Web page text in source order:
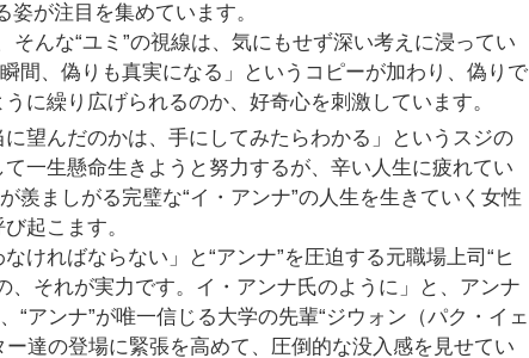
が注目を集めています。
そんな“ユミ”の視線は、気にもせず深い考えに浸ってい
間、偽りも真実になる」というコピーが加わり、偽りで
に繰り広げられるのか、好奇心を刺激しています。
望んだのかは、手にしてみたらわかる」というスジの
一生懸命生きようと努力するが、辛い人生に疲れてい
羨ましがる完璧な“イ・アンナ”の人生を生きていく女性
起こます。
ければならない」と“アンナ”を圧迫する元職場上司“ヒ
、それが実力です。イ・アンナ氏のように」と、アンナ
“アンナ”が唯一信じる大学の先輩“ジウォン（パク・イェ
達の登場に緊張を高めて、圧倒的な没入感を見せてい